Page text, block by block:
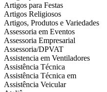
Artigos para Festas
Artigos Religiosos
Artigos, Produtos e Variedades
Assessoria em Eventos
Assessoria Empresarial
Assessoria/DPVAT
Assistencia em Ventiladores
Assistência Técnica
Assistência Técnica em
Assistência Veicular